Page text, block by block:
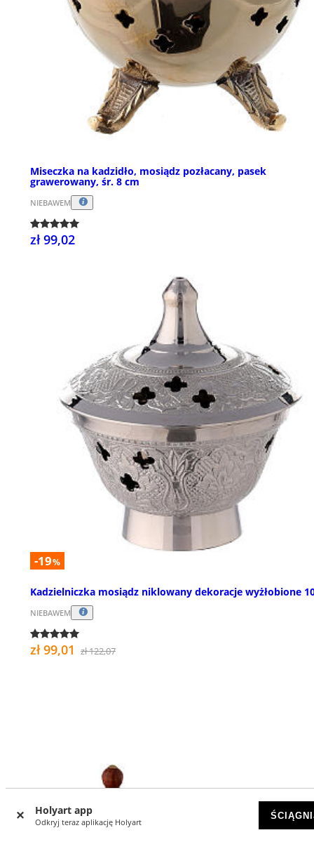
Holyart app
Odkryj teraz aplikację Holyart
Miseczka na kadzidło, mosiądz pozłacany, pasek
grawerowany, śr. 8 cm
NIEBAWEM
zł 99,02
-19%
Kadzielniczka mosiądz niklowany dekoracje wyżłobione
NIEBAWEM
zł 99,01 zł 122,07